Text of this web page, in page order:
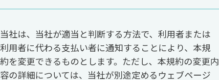
当社は、当社が適当と判断する方法で、利用者または
利用者に代わる支払い者に通知することにより、本規
約を変更できるものとします。ただし、本規約の変更内
容の詳細については、当社が別途定めるウェブページ